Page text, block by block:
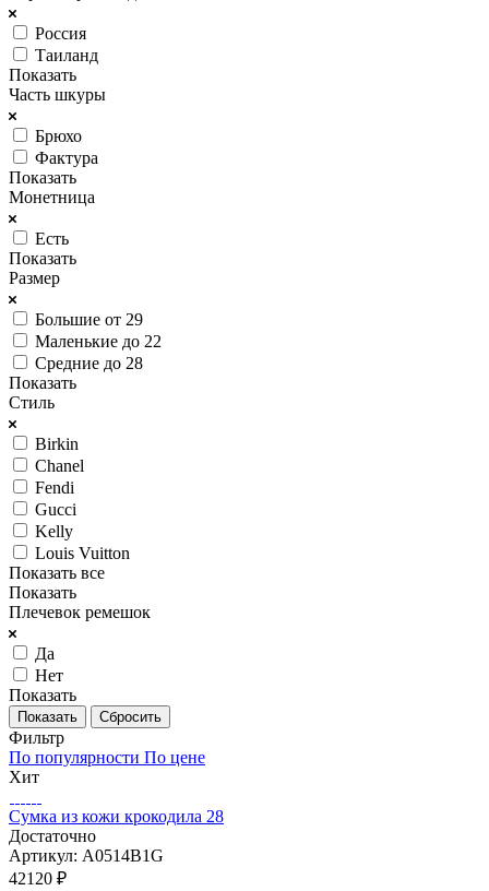
Россия
Таиланд
Показать
Часть шкуры
Брюхо
Фактура
Показать
Монетница
Есть
Показать
Размер
Большие от 29
Маленькие до 22
Средние до 28
Показать
Стиль
Birkin
Chanel
Fendi
Gucci
Kelly
Louis Vuitton
Показать все
Показать
Плечевок ремешок
Да
Нет
Показать
Сбросить
Фильтр
По популярности По цене
Хит
Сумка из кожи крокодила 28
Достаточно
Артикул: A0514B1G
42120 ₽